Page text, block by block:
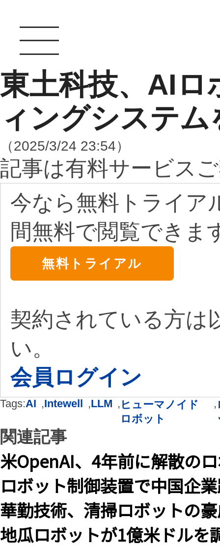
東土科技、AIロ
ィングシステ
（2025/3/24 23:54）
記事は有料サービス
今なら無料トライア
間無料で閲覧できま
無料トライアル
契約されている方は
い。
会員ログイン
Tags:AI ,Intewell ,LLM , ヒューマノイド
ロボット
,
関連記事
米OpenAI、4年前に解散の
ロボット制御装置で中国企
華勤技術、清掃ロボットの
地瓜ロボットが1億米ドルを